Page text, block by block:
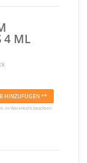
4 ML
HINZUFÜGEN **
im Warenkorb beachten